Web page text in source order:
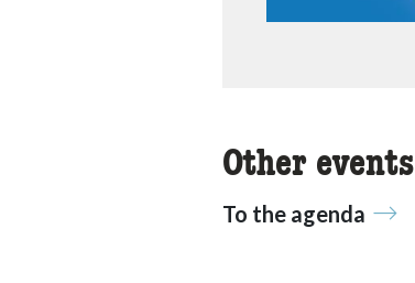
Other events
To the agenda